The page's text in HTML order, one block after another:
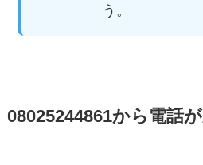
う。
08025244861から電話